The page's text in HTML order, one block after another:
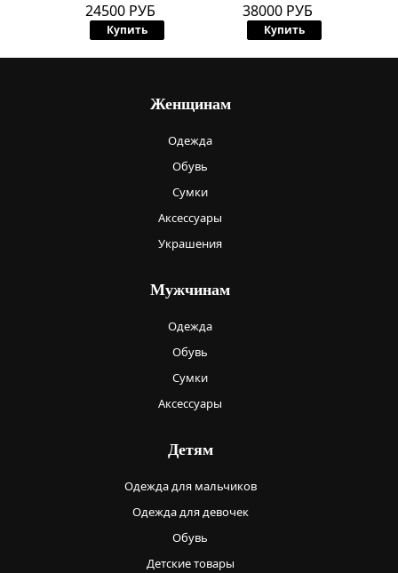
24500 РУБ
Купить
38000 РУБ
Купить
Женщинам
Одежда
Обувь
Сумки
Аксессуары
Украшения
Мужчинам
Одежда
Обувь
Сумки
Аксессуары
Детям
Одежда для мальчиков
Одежда для девочек
Обувь
Детские товары